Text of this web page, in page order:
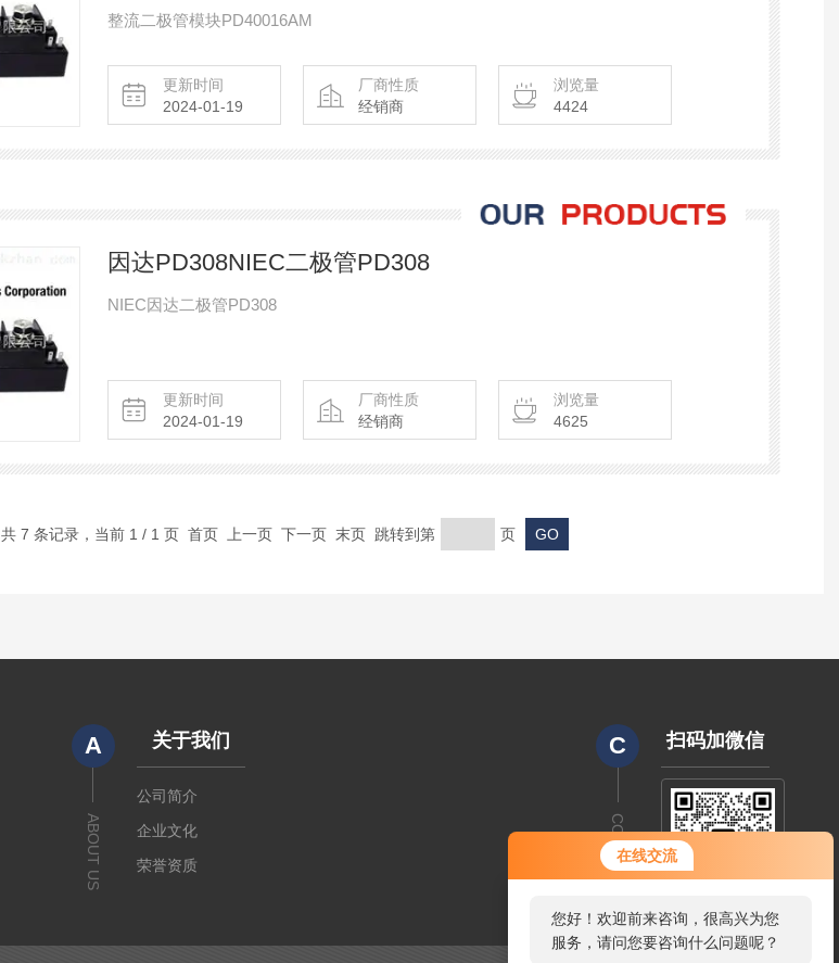
在线交流
您好！欢迎前来咨询，很高兴为您
服务，请问您要咨询什么问题呢？
整流二极管模块PD40016AM
更新时间
2024-01-19
厂商性质
经销商
浏览量
4424
因达PD308NIEC二极管PD308
NIEC因达二极管PD308
更新时间
2024-01-19
厂商性质
经销商
浏览量
4625
共 7 条记录，当前 1 / 1 页 首页 上一页 下一页 末页 跳转到第 页
A
ABOUT US
关于我们
公司简介
企业文化
荣誉资质
C
CODE
扫码加微信